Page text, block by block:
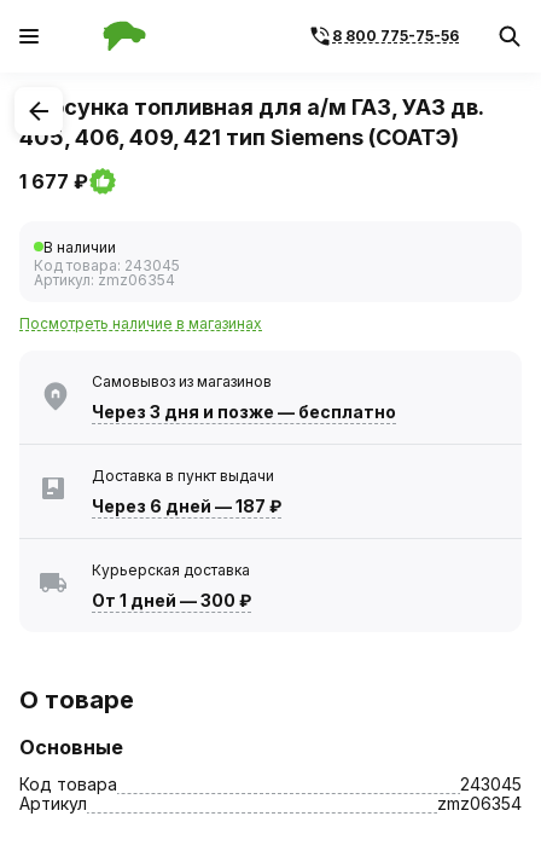
8 800 775-75-56
1/1
Форсунка топливная для а/м ГАЗ, УАЗ дв.
405, 406, 409, 421 тип Siemens (СОАТЭ)
1 677 ₽
В наличии
Код товара: 243045
Артикул: zmz06354
Посмотреть наличие в магазинах
Самовывоз из магазинов
Через 3 дня и позже — бесплатно
Доставка в пункт выдачи
Через 6 дней —187 ₽
Курьерская доставка
От 1 дней —300 ₽
О товаре
Основные
Код товара
243045
Артикул
zmz06354